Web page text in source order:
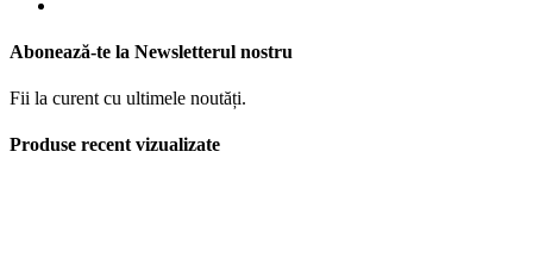
Abonează-te la Newsletterul nostru
Fii la curent cu ultimele noutăți.
Produse recent vizualizate